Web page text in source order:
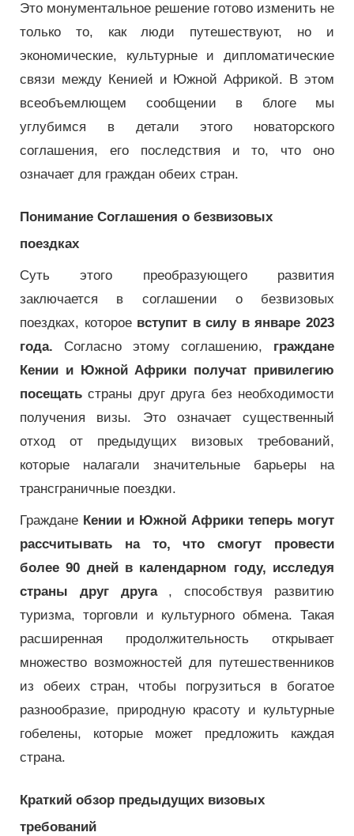
Это монументальное решение готово изменить не
только то, как люди путешествуют, но и
экономические, культурные и дипломатические
связи между Кенией и Южной Африкой. В этом
всеобъемлющем сообщении в блоге мы
углубимся в детали этого новаторского
соглашения, его последствия и то, что оно
означает для граждан обеих стран.
Понимание Соглашения о безвизовых
поездках
Суть этого преобразующего развития
заключается в соглашении о безвизовых
поездках, которое вступит в силу в январе 2023
года. Согласно этому соглашению, граждане
Кении и Южной Африки получат привилегию
посещать страны друг друга без необходимости
получения визы. Это означает существенный
отход от предыдущих визовых требований,
которые налагали значительные барьеры на
трансграничные поездки.
Граждане Кении и Южной Африки теперь могут
рассчитывать на то, что смогут провести
более 90 дней в календарном году, исследуя
страны друг друга, способствуя развитию
туризма, торговли и культурного обмена. Такая
расширенная продолжительность открывает
множество возможностей для путешественников
из обеих стран, чтобы погрузиться в богатое
разнообразие, природную красоту и культурные
гобелены, которые может предложить каждая
страна.
Краткий обзор предыдущих визовых
требований